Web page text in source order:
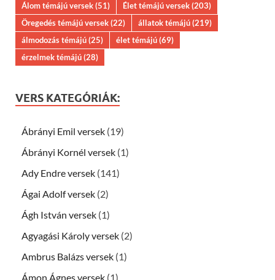
Álom témájú versek(51) Élet témájú versek(203)
Öregedés témájú versek(22) állatok témájú(219)
álmodozás témájú(25) élet témájú(69)
érzelmek témájú(28)
VERS KATEGÓRIÁK:
Ábrányi Emil versek (19)
Ábrányi Kornél versek (1)
Ady Endre versek (141)
Ágai Adolf versek (2)
Ágh István versek (1)
Agyagási Károly versek (2)
Ambrus Balázs versek (1)
Ámon Ágnes versek (1)